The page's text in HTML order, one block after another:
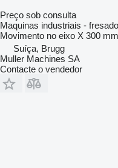
Preço sob consulta
Maquinas industriais -
Movimento no eixo X 300 mm
Suíça, Brugg
Muller Machines SA
Contacte o vendedor